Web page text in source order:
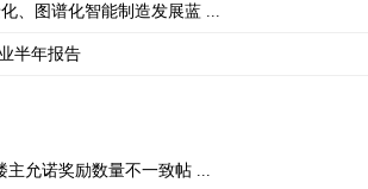
、图谱化智能制造发展蓝 ...
半年报告
允诺奖励数量不一致帖 ...